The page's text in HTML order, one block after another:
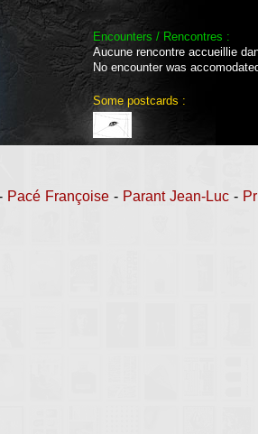
Encounters / Rencontres :
Aucune rencontre accueillie
No encounter was
Some postcards :
Pacé Françoise - Parant Jean-Luc -